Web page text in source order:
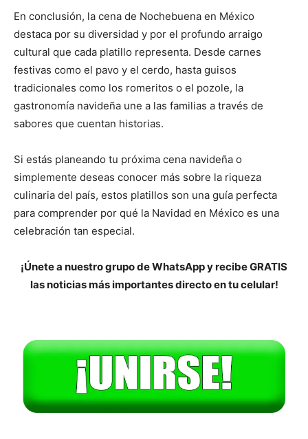
En conclusión, la cena de Nochebuena en México
destaca por su diversidad y por el profundo arraigo
cultural que cada platillo representa. Desde carnes
festivas como el pavo y el cerdo, hasta guisos
tradicionales como los romeritos o el pozole, la
gastronomía navideña une a las familias a través de
sabores que cuentan historias.
Si estás planeando tu próxima cena navideña o
simplemente deseas conocer más sobre la riqueza
culinaria del país, estos platillos son una guía perfecta
para comprender por qué la Navidad en México es una
celebración tan especial.
¡Únete a nuestro grupo de WhatsApp y recibe GRATIS
las noticias más importantes directo en tu celular!